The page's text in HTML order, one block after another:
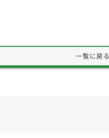
一覧に戻る